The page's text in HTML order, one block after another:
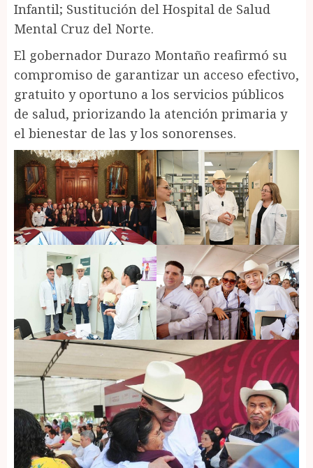
Infantil; Sustitución del Hospital de Salud
Mental Cruz del Norte.
El gobernador Durazo Montaño reafirmó su
compromiso de garantizar un acceso efectivo,
gratuito y oportuno a los servicios públicos
de salud, priorizando la atención primaria y
el bienestar de las y los sonorenses.